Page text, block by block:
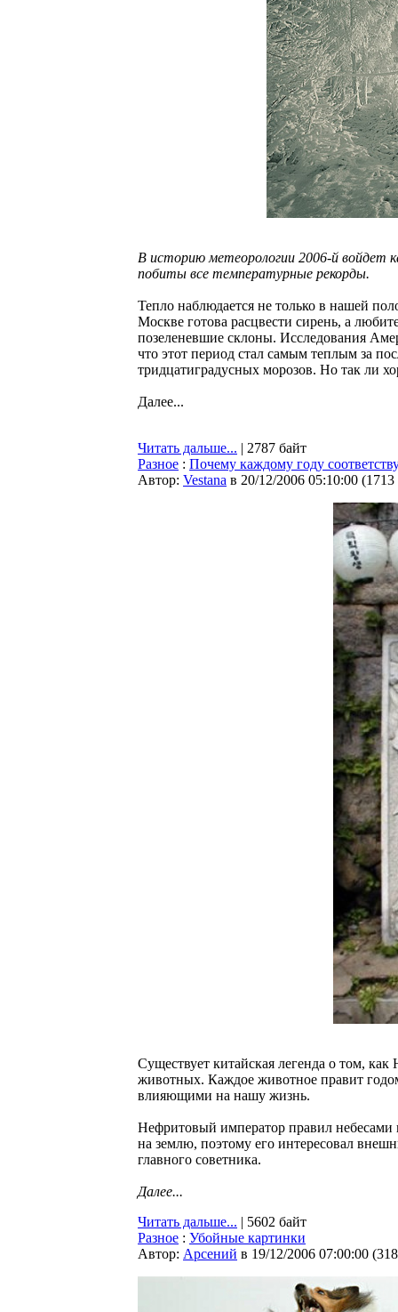
В историю метеорологии 2006-й войдет
побиты все температурные рекорды.
Тепло наблюдается не только в нашей
Москве готова расцвести сирень, а
позеленевшие склоны. Исследования
что этот период стал самым теплым за
тридцатиградусных морозов. Но так ли
Далее...
Читать дальше... | 2787 байт
Разное : Почему каждому году
Автор: Vestana в 20/12/2006 05:10:00 (
Существует китайская легенда о том,
животных. Каждое животное правит
влияющими на нашу жизнь.
Нефритовый император правил небесами
на землю, поэтому его интересовал
главного советника.
Далее...
Читать дальше... | 5602 байт
Разное : Убойные картинки
Автор: Арсений в 19/12/2006 07:00:00 (